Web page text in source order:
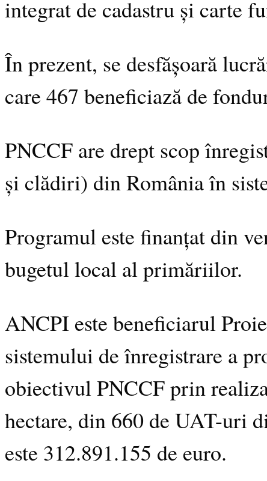
integrat de cadastru și carte
În prezent, se desfășoară
care 467 beneficiază de
PNCCF are drept scop
și clădiri) din România în
Programul este finanțat din
bugetul local al primăriilor.
ANCPI este beneficiarul
sistemului de înregistrare a
obiectivul PNCCF prin
hectare, din 660 de UAT-uri
este 312.891.155 de euro.